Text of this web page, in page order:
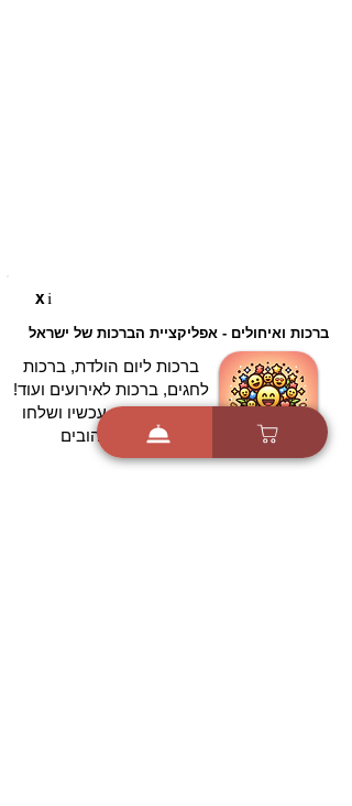
Xi
ברכות ואיחולים - אפליקציית הברכות של ישראל
ברכות ליום הולדת, ברכות
לחגים, ברכות לאירועים ועוד!
הורידו בחינם עכשיו ושלחו
ברכה לאהובים